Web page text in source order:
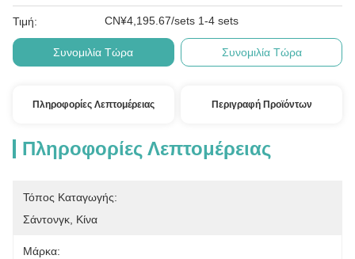
Τιμή: CN¥4,195.67/sets 1-4 sets
Συνομιλία Τώρα Συνομιλία Τώρα
Πληροφορίες Λεπτομέρειας Περιγραφή Προϊόντων
Πληροφορίες Λεπτομέρειας
Τόπος Καταγωγής:
Σάντονγκ, Κίνα
Μάρκα: